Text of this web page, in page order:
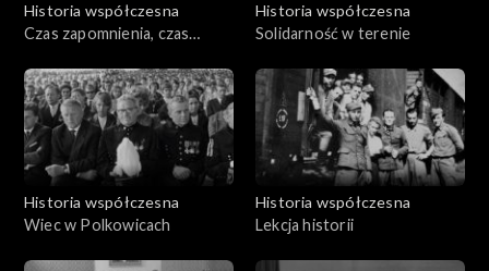
Historia współczesna
Czas zapomnienia, czas
Kempisty
Historia współczesna
Solidarność w terenie
Historia współczesna
Wiec w Polkowicach
Historia współczesna
Lekcja historii